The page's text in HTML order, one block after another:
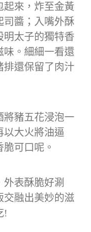
起來，炸至金黃
司醬；入嘴外酥
明太子的獨特香
味。細細一看還
排還保留了肉汁
將豬五花浸泡一
以大火將油逼
可口呢。
表酥脆好涮
交融出美妙的滋
!